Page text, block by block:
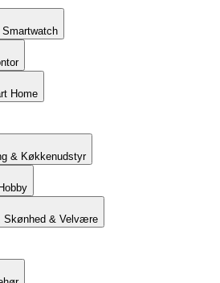
Smartwatch
Home
& Køkkenudstyr
Skønhed & Velvære